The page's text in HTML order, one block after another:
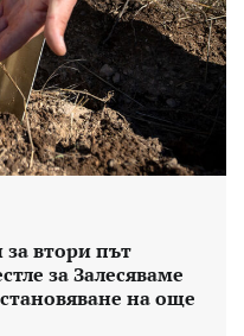
втори път
за Залесяваме
на още